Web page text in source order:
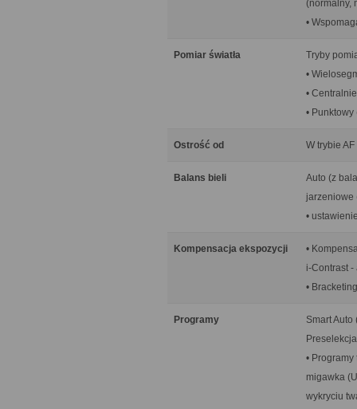
(normalny,
•
Pomiar światła
Tryby
•
•
•
Ostrość od W trybie
Balans bieli
Auto (z
jarzeniowe
•
Kompensacja ekspozycji
•
i-Contrast
•
Programy
Smart
•
migawka
wykryciu